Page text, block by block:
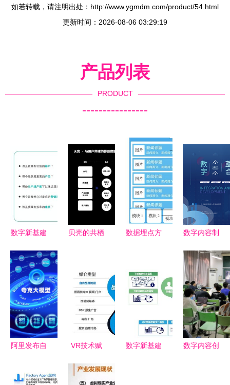
如若转载，请注明出处：http://www.ygmdm.com/product/54.html
更新时间：2026-08-06 03:29:19
产品列表
PRODUCT
----------------
数字新基建
中台如何赋
能制造型企
业实现数据
经营与数字
内容制作服
务
贝壳的共栖
务中的用户
参建优化思
路
数据埋点方
例的设计与
实践
数字内容制
食堂菜谱背
景图在线制
作全指南
阿里发布自
型 强大性
VR技术赋
发展新机
数字新基建
数字内容创